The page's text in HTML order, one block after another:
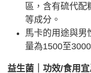
區，含有硫代配
等成分。
馬卡的用途與男
量為1500至
益生菌｜功效/食用